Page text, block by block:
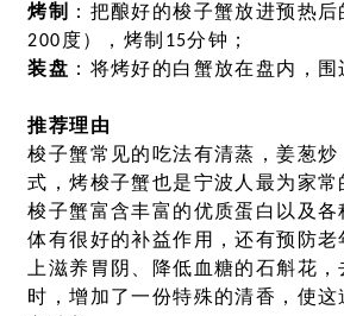
烤制
：把酿好的梭子蟹放进预热
200度），烤制15分钟；
装盘 ：将烤好的白蟹放在盘内，围
推荐理由
梭子蟹常见的吃法有清蒸，姜葱炒
式，烤梭子蟹也是宁波人最为家常
梭子蟹富含丰富的优质蛋白以及各
体有很好的补益作用，还有预防老
上滋养胃阴、降低血糖的石斛花，
时，增加了一份特殊的清香，使